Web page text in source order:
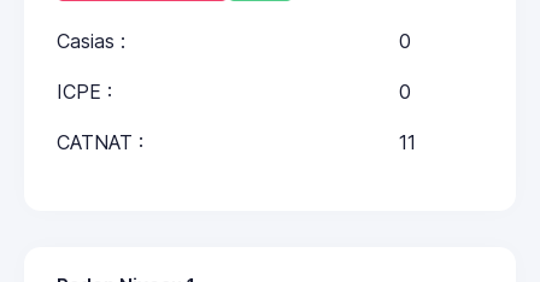
Casias : 0
ICPE : 0
CATNAT : 11